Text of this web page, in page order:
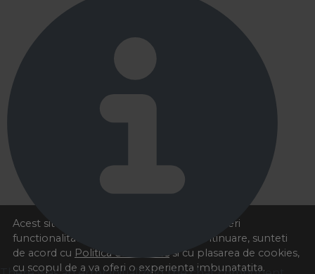
Acest site foloseste cookies pentru a va oferi
functionalitatea dorita. Navigand in continuare, sunteti
de acord cu Politica de cookies si cu plasarea de cookies,
cu scopul de a va oferi o experienta imbunatatita.